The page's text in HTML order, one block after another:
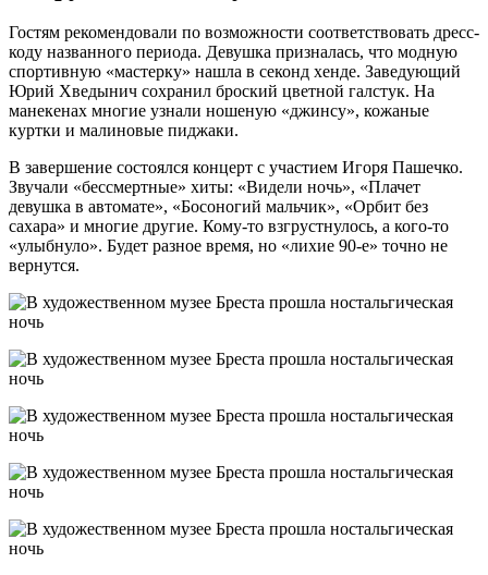
Гостям рекомендовали по возможности соответствовать дресс-
коду названного периода. Девушка призналась, что модную
спортивную «мастерку» нашла в секонд хенде. Заведующий
Юрий Хведынич сохранил броский цветной галстук. На
манекенах многие узнали ношеную «джинсу», кожаные
куртки и малиновые пиджаки.
В завершение состоялся концерт с участием Игоря Пашечко.
Звучали «бессмертные» хиты: «Видели ночь», «Плачет
девушка в автомате», «Босоногий мальчик», «Орбит без
сахара» и многие другие. Кому-то взгрустнулось, а кого-то
«улыбнуло». Будет разное время, но «лихие 90-е» точно не
вернутся.